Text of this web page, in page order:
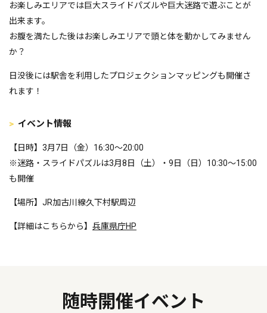
お楽しみエリアでは巨大スライドパズルや巨大迷路で遊ぶことが
出来ます。
お腹を満たした後はお楽しみエリアで頭と体を動かしてみません
か？
日没後には駅舎を利用したプロジェクションマッピングも開催さ
れます！
イベント情報
【日時】3月7日（金）16:30～20:00
※迷路・スライドパズルは3月8日（土）・9日（日）10:30～15:00
も開催
【場所】JR加古川線久下村駅周辺
【詳細はこちらから】 兵庫県庁HP
随時開催イベント